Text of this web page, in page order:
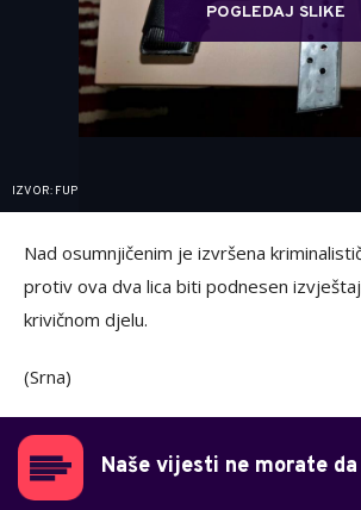
POGLEDAJ SLIKE
IZVOR: FUP
Nad osumnjičenim je izvršena
protiv ova dva lica biti podnesen
krivičnom djelu.
(Srna)
Naše vijesti ne morate